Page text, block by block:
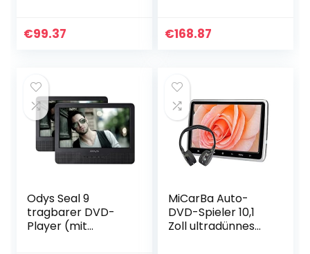
16:9 DVD
Batterie,integriert
e Dolby und
DTS,für Auto,
Outdoor, Zuhause
€99.37
Katenleser, USB
€168.87
Odys Seal 9
tragbarer DVD-
Player (mit
MiCarBa Auto-
DVD-Spieler 10,1
Zoll ultradünnes